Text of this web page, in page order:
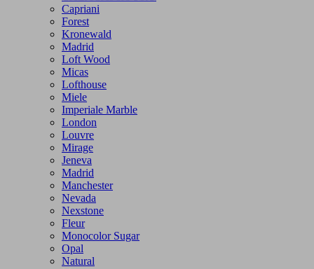
Capriani
Forest
Kronewald
Madrid
Loft Wood
Micas
Lofthouse
Miele
Imperiale Marble
London
Louvre
Mirage
Jeneva
Madrid
Manchester
Nevada
Nexstone
Fleur
Monocolor Sugar
Opal
Natural